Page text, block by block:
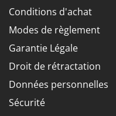
Conditions d'achat
Modes de règlement
Garantie Légale
Droit de rétractation
Données personnelles
Sécurité